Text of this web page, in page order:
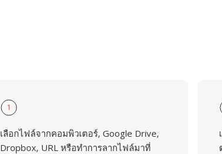
1
เลือกไฟล์จากคอมพิวเตอร์, Google Drive,
Dropbox, URL หรือทำการลากไฟล์มาที่